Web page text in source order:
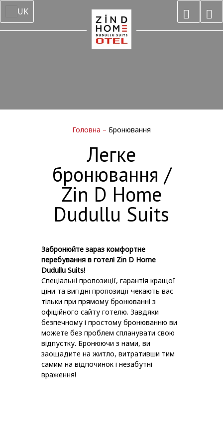
UK
Головна – Бронювання
Легке
бронювання /
Zin D Home
Dudullu Suits
Забронюйте зараз комфортне
перебування в готелі Zin D Home
Dudullu Suits!
Спеціальні пропозиції, гарантія кращої
ціни та вигідні пропозиції чекають вас
тільки при прямому бронюванні з
офіційного сайту готелю. Завдяки
безпечному і простому бронюванню ви
можете без проблем спланувати свою
відпустку. Бронюючи з нами, ви
заощадите на житло, витративши тим
самим на відпочинок і незабутні
враження!